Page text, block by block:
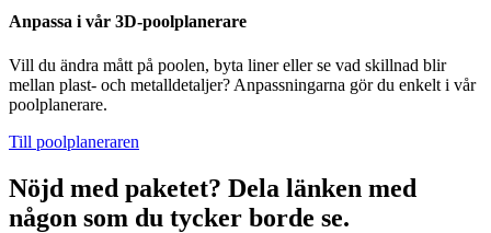
Anpassa i vår 3D-poolplanerare
Vill du ändra mått på poolen, byta liner eller se vad skillnad blir
mellan plast- och metalldetaljer? Anpassningarna gör du enkelt i vår
poolplanerare.
Till poolplaneraren
Nöjd med paketet? Dela länken med
någon som du tycker borde se.